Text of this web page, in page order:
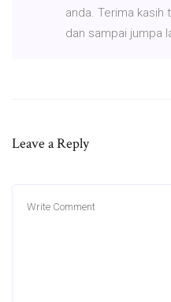
anda. Terima kasih
dan sampai jumpa
Leave a Reply